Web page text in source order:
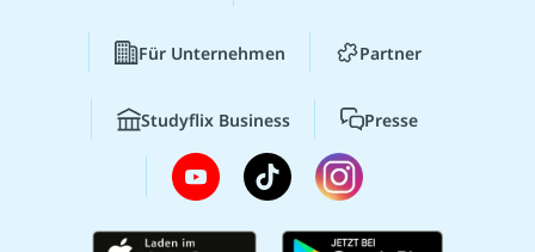
Für Unternehmen Partner
Studyflix Business Presse